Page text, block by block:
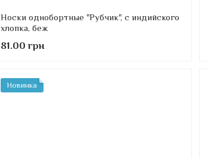
Носки однобортные "Рубчик", с индийского
хлопка, беж
81.00 грн
Новинка